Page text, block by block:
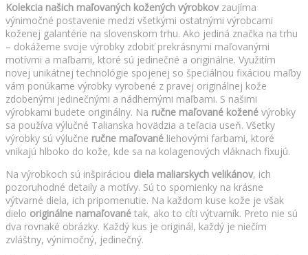
Kolekcia našich maľovaných kožených výrobkov zaujíma
výnimočné postavenie medzi všetkými ostatnými výrobcami
koženej galantérie na slovenskom trhu. Ako jediná značka na trhu
– dokážeme svoje výrobky zdobiť prekrásnymi maľovanými
motívmi a maľbami, ktoré sú jedinečné a originálne. Využitím
novej unikátnej technológie spojenej so špeciálnou fixáciou maľby
vám ponúkame výrobky vyrobené z pravej originálnej kože
zdobenými jedinečnými a nádhernými maľbami. S našimi
výrobkami budete originálny. Na ručne maľované kožené výrobky
sa používa výlučné Talianska hovädzia a teľacia useň. Všetky
výrobky sú výlučne ručne maľované liehovými farbami, ktoré
vnikajú hlboko do kože, kde sa na kolagenových vláknach fixujú.
Na výrobkoch sú inšpiráciou diela maliarskych velikánov, ich
pozoruhodné detaily a motívy. Sú to spomienky na krásne
výtvarné diela, ich pripomenutie. Na každom kuse kože je však
dielo originálne namaľované tak, ako to cíti výtvarník. Preto nie sú
dva rovnaké obrázky. Každý kus je originál, každý je niečím
zvláštny, výnimočný, jedinečný.